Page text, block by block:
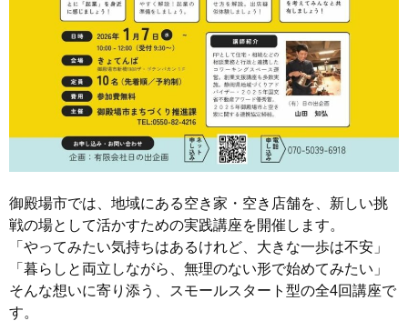
御殿場市では、地域にある空き家・空き店舗を、新しい挑
戦の場として活かすための実践講座を開催します。
「やってみたい気持ちはあるけれど、大きな一歩は不安」
「暮らしと両立しながら、無理のない形で始めてみたい」
そんな想いに寄り添う、スモールスタート型の全4回講座で
す。